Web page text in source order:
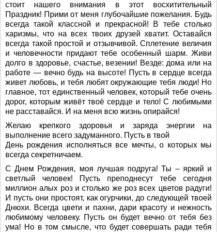
стоит нашего внимания в этот восхитительный
Праздник! Прими от меня глубочайшие пожелания. Будь
всегда такой классной и прекрасной! В тебе столько
харизмы, что на всех твоих друзей хватит. Оставайся
всегда такой простой и отзывчивой. Сплетение величия
и человечности придают тебе особенный шарм. Живи
долго в здоровье, счастье, везении! Везде: дома или на
работе — вечно будь на высоте! Пусть в сердце всегда
живет любовь, и тебя любят окружающие тебя люди! Но
главное, тот единственный человек, который тебе очень
дорог, которым живёт твоё сердце и тело! С любимыми
не расставайся. И на меня всю жизнь опирайся!
Желаю крепкого здоровья и заряда энергии на
выполнение всего задуманного. Пусть в твой
День рождения исполняться все мечты, о которых мы
всегда секретничаем.
С Днем Рождения, моя лучшая подруга! Ты – яркий и
светлый человек! Пусть преподнесут тебе сегодня
миллион алых роз и столько же роз всех цветов радуги!
И пусть они простоят, как огурчики, до следующей твоей
Днюхи. Всегда цвети и пахни, дари красоту и нежность
любимому человеку. Пусть он будет вечно от тебя без
ума! Но в том смысле, что будет совершать ради тебя